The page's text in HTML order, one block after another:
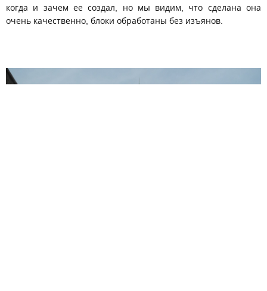
когда и зачем ее создал, но мы видим, что сделана она
очень качественно, блоки обработаны без изъянов.